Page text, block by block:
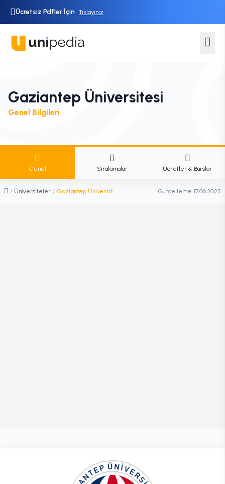
Ücretsiz Pdfler İçin Tıklayınız
Gaziantep Üniversitesi
Genel Bilgileri
Genel Sıralamalar Ücretler & Burslar
/ Üniversiteler / Gaziantep Üniversitesi Güncelleme: 17.06.2025